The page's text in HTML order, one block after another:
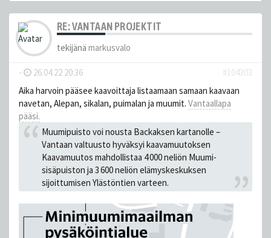
RE: VANTAAN PROJEKTIT
tekijänä markusvalo
- 26.04.22 20:36
#104303
Aika harvoin pääsee kaavoittaja listaamaan samaan kaavaan
navetan, Alepan, sikalan, puimalan ja muumit. Vantaallapa
pääsi.
Muumipuisto voi nousta Backaksen kartanolle –
Vantaan valtuusto hyväksyi kaava­muutoksen
Kaavamuutos mahdollistaa 4 000 neliön Muumi-
sisäpuiston ja 3 600 neliön elämyskeskuksen
sijoittumisen Ylästöntien varteen.